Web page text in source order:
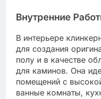
Внутренние
В интерьере
для создания
полу и в качестве
для каминов. Она
помещений с
ванные комнаты,